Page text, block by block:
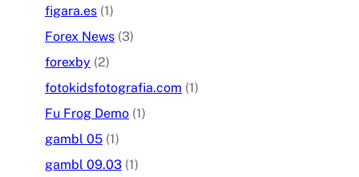
figara.es (1)
Forex News (3)
forexby (2)
fotokidsfotografia.com (1)
Fu Frog Demo (1)
gambl 05 (1)
gambl 09.03 (1)